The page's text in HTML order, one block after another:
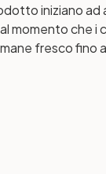
iniziano
momento che
fresco fino